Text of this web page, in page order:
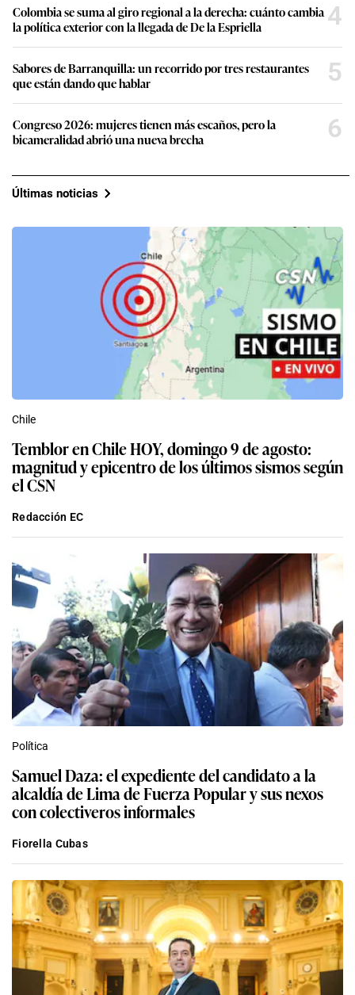
Colombia se suma al giro regional a la derecha: cuánto cambia
la política exterior con la llegada de De la Espriella
4
Sabores de Barranquilla: un recorrido por tres restaurantes
que están dando que hablar
5
Congreso 2026: mujeres tienen más escaños, pero la
bicameralidad abrió una nueva brecha
6
Últimas noticias
Chile
Temblor en Chile HOY, domingo 9 de agosto:
magnitud y epicentro de los últimos sismos según
el CSN
Redacción EC
Política
Samuel Daza: el expediente del candidato a la
alcaldía de Lima de Fuerza Popular y sus nexos
con colectiveros informales
Fiorella Cubas